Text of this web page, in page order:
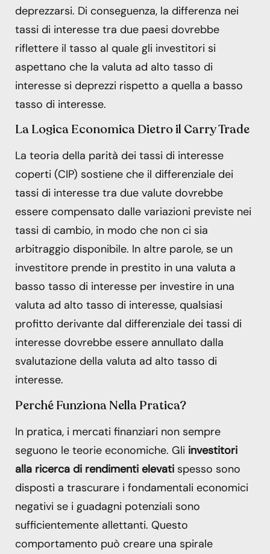
deprezzarsi. Di conseguenza, la differenza nei
tassi di interesse tra due paesi dovrebbe
riflettere il tasso al quale gli investitori si
aspettano che la valuta ad alto tasso di
interesse si deprezzi rispetto a quella a basso
tasso di interesse.
La Logica Economica Dietro il Carry Trade
La teoria della parità dei tassi di interesse
coperti (CIP) sostiene che il differenziale dei
tassi di interesse tra due valute dovrebbe
essere compensato dalle variazioni previste nei
tassi di cambio, in modo che non ci sia
arbitraggio disponibile. In altre parole, se un
investitore prende in prestito in una valuta a
basso tasso di interesse per investire in una
valuta ad alto tasso di interesse, qualsiasi
profitto derivante dal differenziale dei tassi di
interesse dovrebbe essere annullato dalla
svalutazione della valuta ad alto tasso di
interesse.
Perché Funziona Nella Pratica?
In pratica, i mercati finanziari non sempre
seguono le teorie economiche. Gli investitori
alla ricerca di rendimenti elevati spesso sono
disposti a trascurare i fondamentali economici
negativi se i guadagni potenziali sono
sufficientemente allettanti. Questo
comportamento può creare una spirale